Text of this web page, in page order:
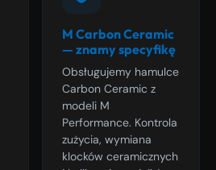
M Carbon Ceramic
— znamy specyfikę
Obsługujemy hamulce
Carbon Ceramic z
modeli M
Performance. Kontrola
zużycia, wymiana
klocków ceramicznych